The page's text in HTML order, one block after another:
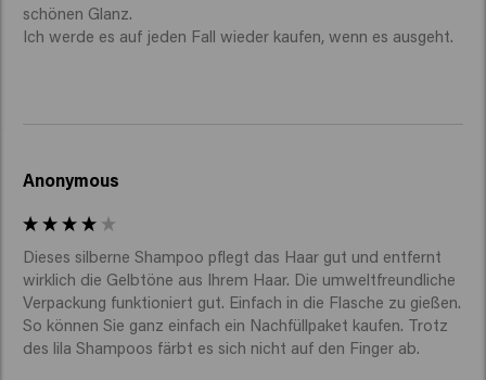
schönen Glanz.
Ich werde es auf jeden Fall wieder kaufen, wenn es ausgeht.
Anonymous
Dieses silberne Shampoo pflegt das Haar gut und entfernt
wirklich die Gelbtöne aus Ihrem Haar. Die umweltfreundliche
Verpackung funktioniert gut. Einfach in die Flasche zu gießen.
So können Sie ganz einfach ein Nachfüllpaket kaufen. Trotz
des lila Shampoos färbt es sich nicht auf den Finger ab.